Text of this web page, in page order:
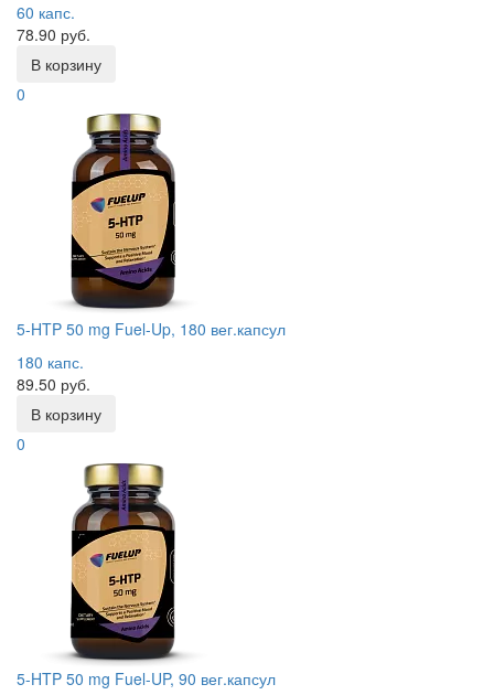
60 капс.
78.90 руб.
В корзину
0
5-HTP 50 mg Fuel-Up, 180 вег.капсул
180 капс.
89.50 руб.
В корзину
0
5-HTP 50 mg Fuel-UP, 90 вег.капсул